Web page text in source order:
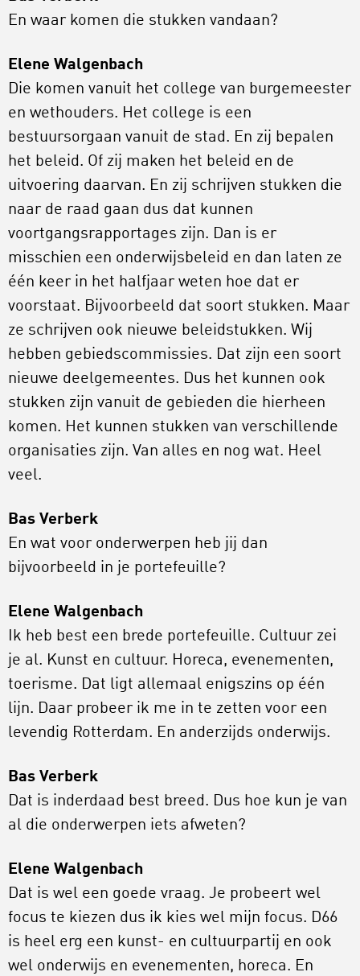
En waar komen die stukken vandaan?
Elene Walgenbach
Die komen vanuit het college van burgemeester
en wethouders. Het college is een
bestuursorgaan vanuit de stad. En zij bepalen
het beleid. Of zij maken het beleid en de
uitvoering daarvan. En zij schrijven stukken die
naar de raad gaan dus dat kunnen
voortgangsrapportages zijn. Dan is er
misschien een onderwijsbeleid en dan laten ze
één keer in het halfjaar weten hoe dat er
voorstaat. Bijvoorbeeld dat soort stukken. Maar
ze schrijven ook nieuwe beleidstukken. Wij
hebben gebiedscommissies. Dat zijn een soort
nieuwe deelgemeentes. Dus het kunnen ook
stukken zijn vanuit de gebieden die hierheen
komen. Het kunnen stukken van verschillende
organisaties zijn. Van alles en nog wat. Heel
veel.
Bas Verberk
En wat voor onderwerpen heb jij dan
bijvoorbeeld in je portefeuille?
Elene Walgenbach
Ik heb best een brede portefeuille. Cultuur zei
je al. Kunst en cultuur. Horeca, evenementen,
toerisme. Dat ligt allemaal enigszins op één
lijn. Daar probeer ik me in te zetten voor een
levendig Rotterdam. En anderzijds onderwijs.
Bas Verberk
Dat is inderdaad best breed. Dus hoe kun je van
al die onderwerpen iets afweten?
Elene Walgenbach
Dat is wel een goede vraag. Je probeert wel
focus te kiezen dus ik kies wel mijn focus. D66
is heel erg een kunst- en cultuurpartij en ook
wel onderwijs en evenementen, horeca. En